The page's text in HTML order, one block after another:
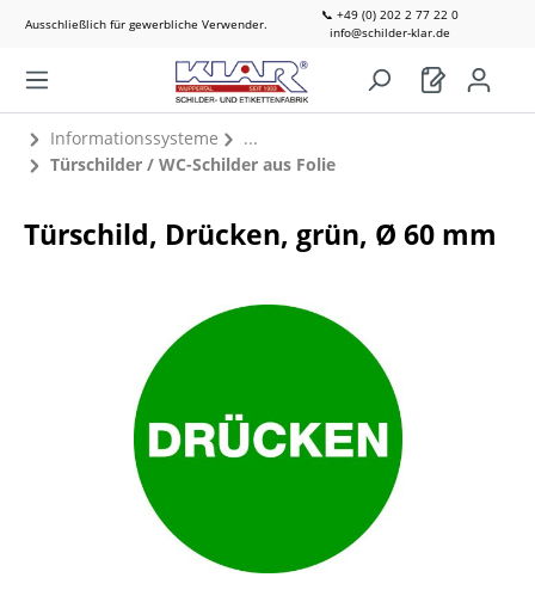
Ausschließlich für gewerbliche Verwender.
📞 +49 (0) 202 2 77 22 0
info@schilder-klar.de
Informationssysteme
Türschilder / WC-Schilder aus Folie
Türschild, Drücken, grün, Ø 60 mm